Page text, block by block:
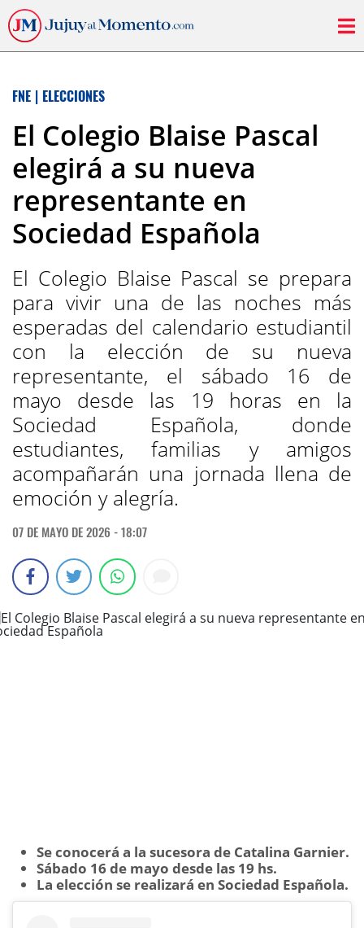
FNE | ELECCIONES
El Colegio Blaise Pascal
elegirá a su nueva
representante en
Sociedad Española
El Colegio Blaise Pascal se prepara
para vivir una de las noches más
esperadas del calendario estudiantil
con la elección de su nueva
representante, el sábado 16 de
mayo desde las 19 horas en la
Sociedad Española, donde
estudiantes, familias y amigos
acompañarán una jornada llena de
emoción y alegría.
07 DE MAYO DE 2026 - 18:07
Se conocerá a la sucesora de Catalina Garnier.
Sábado 16 de mayo desde las 19 hs.
La elección se realizará en Sociedad Española.